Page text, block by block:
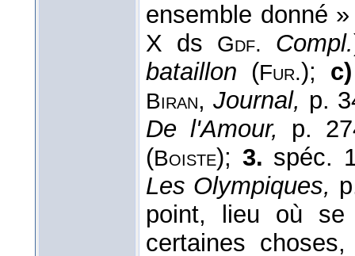
ensemble donné
X ds Gdf. Compl.
bataillon (Fur.); c)
Biran,Journal, p.
De l'Amour, p.
(Boiste); 3. spéc.
Les Olympiques,
point, lieu où se
certaines